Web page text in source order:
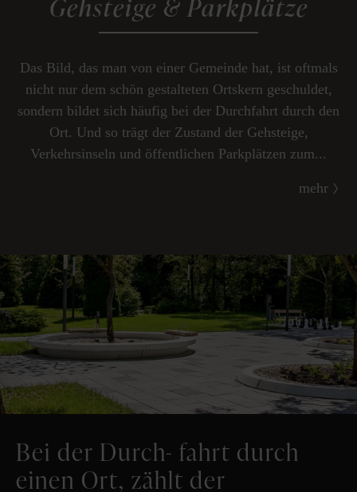
Gehsteige & Parkplätze
Das Bild, das man von einer Gemeinde hat, ist oftmals
nicht nur dem schön gestalteten Ortskern geschuldet,
sondern bildet sich häufig bei der Durchfahrt durch den
Ort. Und so trägt der Zustand der Gehsteige,
Verkehrsinseln und öffentlichen Parkplätzen zum...
mehr
Bei der Durch- fahrt durch
einen Ort, zählt der